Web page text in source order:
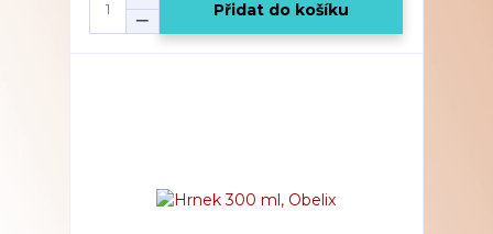
Přidat do košíku